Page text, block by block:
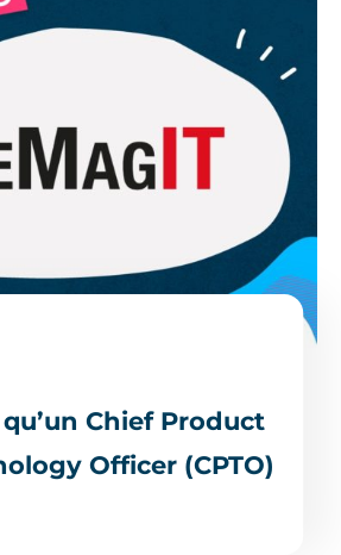
qu’un Chief Product
Officer (CPTO)